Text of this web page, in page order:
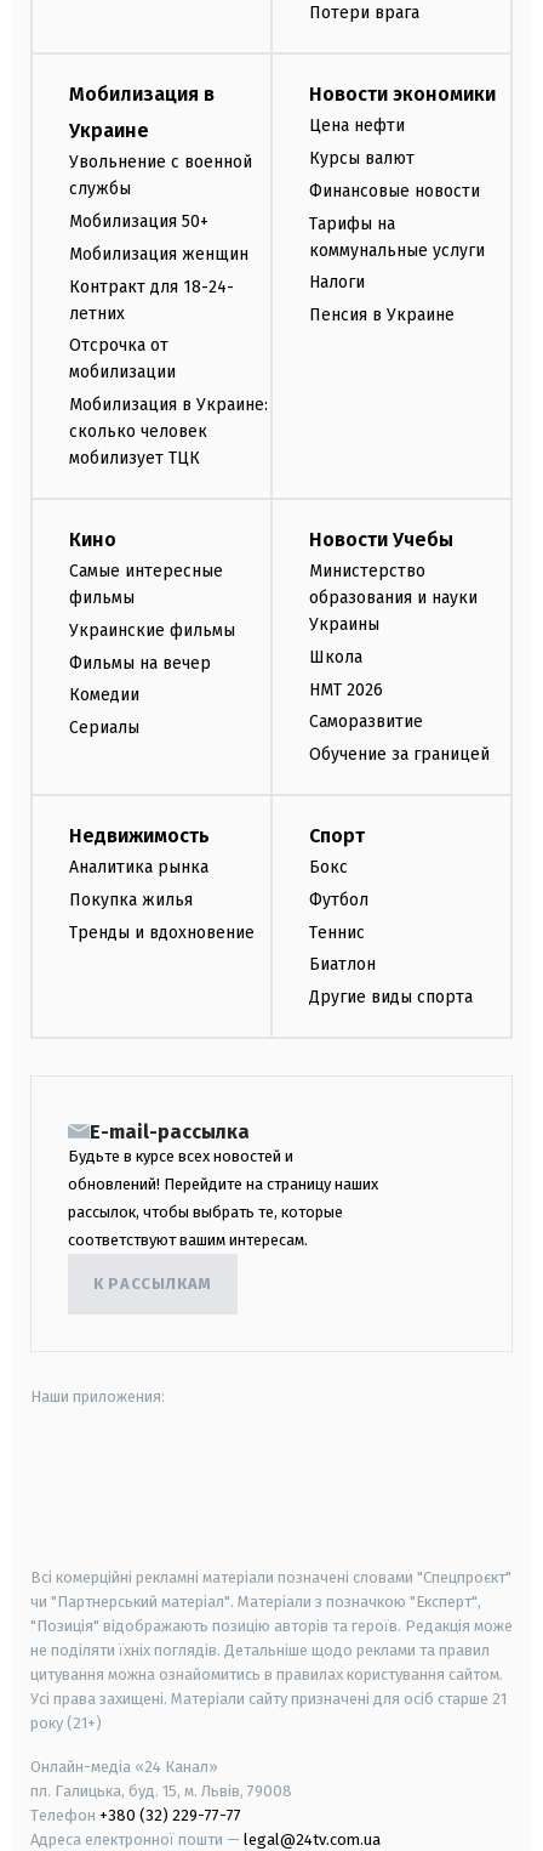
Потери врага
Мобилизация в
Украине
Увольнение с военной
службы
Мобилизация 50+
Мобилизация женщин
Контракт для 18-24-
летних
Отсрочка от
мобилизации
Мобилизация в Украине:
сколько человек
мобилизует ТЦК
Новости экономики
Цена нефти
Курсы валют
Финансовые новости
Тарифы на
коммунальные услуги
Налоги
Пенсия в Украине
Кино
Самые интересные
фильмы
Украинские фильмы
Фильмы на вечер
Комедии
Сериалы
Новости Учебы
Министерство
образования и науки
Украины
Школа
НМТ 2026
Саморазвитие
Обучение за границей
Недвижимость
Аналитика рынка
Покупка жилья
Тренды и вдохновение
Спорт
Бокс
Футбол
Теннис
Биатлон
Другие виды спорта
E-mail-рассылка
Будьте в курсе всех новостей и
обновлений! Перейдите на страницу наших
рассылок, чтобы выбрать те, которые
соответствуют вашим интересам.
К РАССЫЛКАМ
Наши приложения:
Всі комерційні рекламні матеріали позначені словами "Спецпроєкт"
чи "Партнерський матеріал". Матеріали з позначкою "Експерт",
"Позиція" відображають позицію авторів та героїв. Редакція може
не поділяти їхніх поглядів. Детальніше щодо реклами та правил
цитування можна ознайомитись в правилах користування сайтом.
Усі права захищені. Матеріали сайту призначені для осіб старше 21
року (21+)
Онлайн-медіа «24 Канал»
пл. Галицька, буд. 15, м. Львів, 79008
Телефон +380 (32) 229-77-77
Адреса електронної пошти — legal@24tv.com.ua